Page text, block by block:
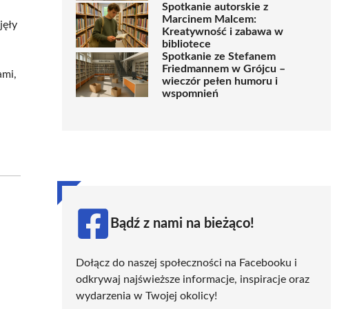
Spotkanie autorskie z
Marcinem Malcem:
Kreatywność i zabawa w
bibliotece
Spotkanie ze Stefanem
Friedmannem w Grójcu –
wieczór pełen humoru i
wspomnień
Bądź z nami na bieżąco!
Dołącz do naszej społeczności na Facebooku i
odkrywaj najświeższe informacje, inspiracje oraz
wydarzenia w Twojej okolicy!